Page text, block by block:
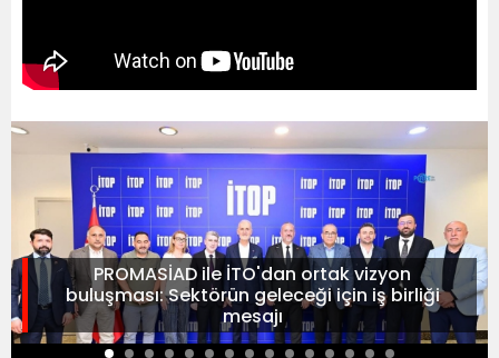
PROMASİAD ile İTO'dan ortak vizyon
buluşması: Sektörün geleceği için iş birliği
mesajı